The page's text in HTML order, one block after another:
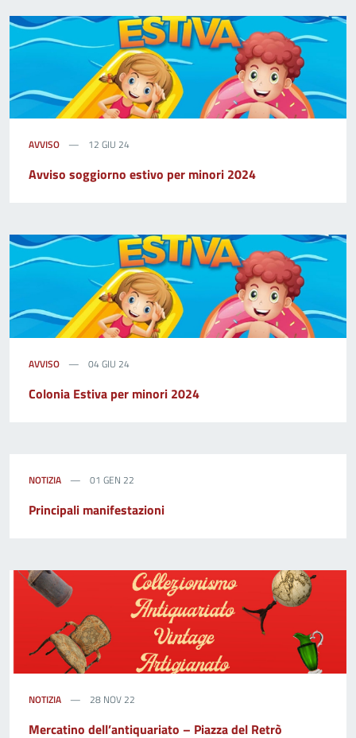
AVVISO 12 GIU 24
Avviso soggiorno estivo per minori 2024
AVVISO 04 GIU 24
Colonia Estiva per minori 2024
NOTIZIA 01 GEN 22
Principali manifestazioni
NOTIZIA 28 NOV 22
Mercatino dell’antiquariato – Piazza del Retrò